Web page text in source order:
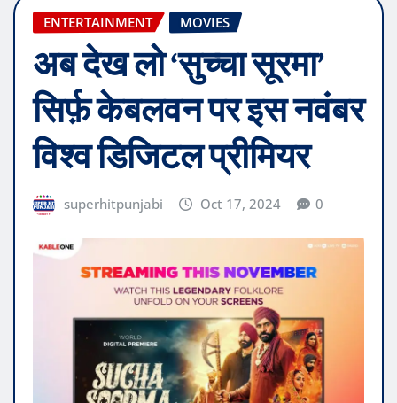
ENTERTAINMENT MOVIES
अब देख लो ‘सुच्चा सूरमा’
सिर्फ़ केबलवन पर इस नवंबर
विश्व डिजिटल प्रीमियर
superhitpunjabi Oct 17, 2024 0